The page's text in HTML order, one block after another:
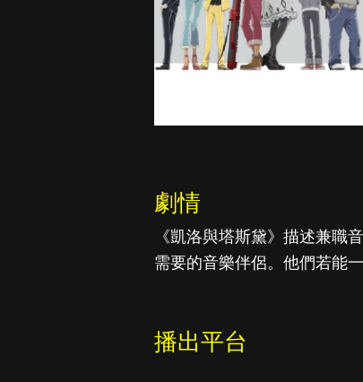
劇情
《凱洛與塔斯黛》描述兼職
需要的音樂伴侶。他們若能
播出平台